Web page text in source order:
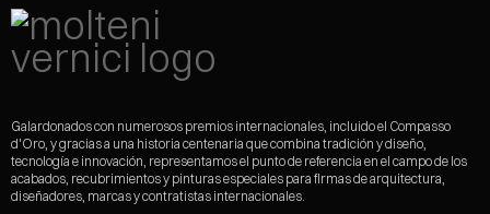
Galardonados con numerosos premios internacionales, incluido el Compasso
d'Oro, y gracias a una historia centenaria que combina tradición y diseño,
tecnología e innovación, representamos el punto de referencia en el campo de los
acabados, recubrimientos y pinturas especiales para firmas de arquitectura,
diseñadores, marcas y contratistas internacionales.